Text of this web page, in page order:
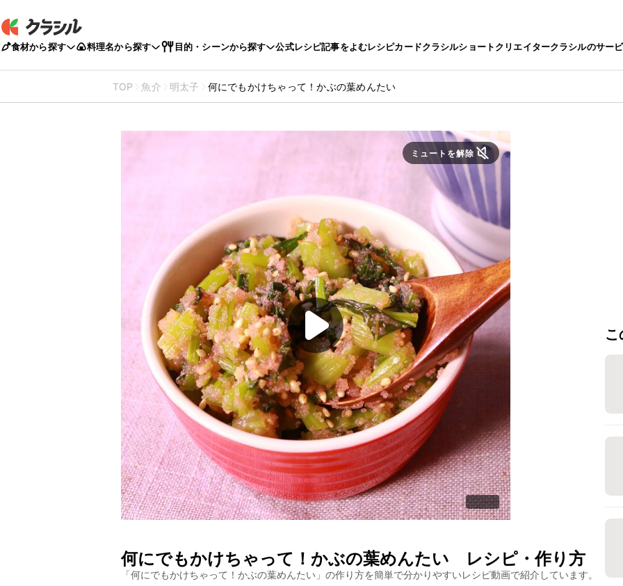
食材から探す 料理名から探す 目的・シーンから探す 公式レシピ記事をよむレシピカードクラシルショートクリエイタークラシルのサー
TOP 魚介 明太子 何にでもかけちゃって！かぶの葉めんたい
ミュートを解除
何にでもかけちゃって！かぶの葉めんたい レシピ・作り方
「何にでもかけちゃって！かぶの葉めんたい 」の作り方を簡単で分かりやすいレシピ動画で紹介しています。